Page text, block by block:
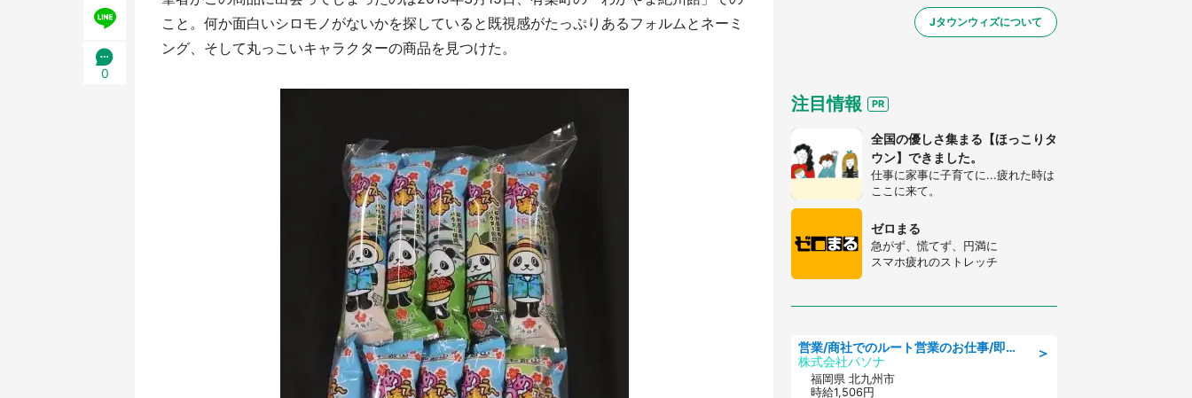
0
こと。何か面白いシロモノがないかを探していると既視感がたっぷりあるフォルムとネーミ
ング、そして丸っこいキャラクターの商品を見つけた。
Jタウンウィズについて
注目情報
全国の優しさ集まる【ほっこりタ
ウン】できました。
仕事に家事に子育てに...疲れた時は
ここに来て。
ゼロまる
急がず、慌てず、円満に
スマホ疲れのストレッチ
＞
営業/商社でのルート営業のお仕事/即日勤務可/車通勤可/営業
株式会社パソナ
福岡県 北九州市
時給1,506円